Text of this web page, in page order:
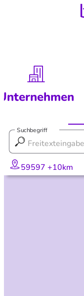
Suchbegriff
59597 +10km